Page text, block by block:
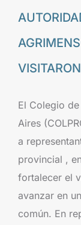
El Colegio
Aires
a
provincial ,
fortalecer el
avanzar en
común. En